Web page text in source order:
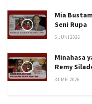
Mia
Seni Rupa
6 JUNI 2026
Minahasa
Remy
31 MEI 2026